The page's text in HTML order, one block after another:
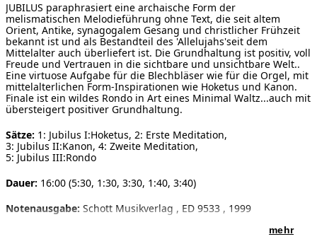
JUBILUS paraphrasiert eine archaische Form der
melismatischen Melodieführung ohne Text, die seit altem
Orient, Antike, synagogalem Gesang und christlicher Frühzeit
bekannt ist und als Bestandteil des 'Allelujahs'seit dem
Mittelalter auch überliefert ist. Die Grundhaltung ist positiv, voll
Freude und Vertrauen in die sichtbare und unsichtbare Welt..
Eine virtuose Aufgabe für die Blechbläser wie für die Orgel, mit
mittelalterlichen Form-Inspirationen wie Hoketus und Kanon.
Finale ist ein wildes Rondo in Art eines Minimal Waltz...auch mit
übersteigert positiver Grundhaltung.
Sätze: 1: Jubilus I:Hoketus, 2: Erste Meditation,
3: Jubilus II:Kanon, 4: Zweite Meditation,
5: Jubilus III:Rondo
Dauer: 16:00 (5:30, 1:30, 3:30, 1:40, 3:40)
Notenausgabe: Schott Musikverlag , ED 9533 , 1999
mehr